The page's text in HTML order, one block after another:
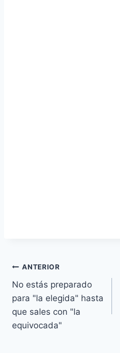
Navegación
de
entradas
ANTERIOR
No estás preparado
para "la elegida" hasta
que sales con "la
equivocada"